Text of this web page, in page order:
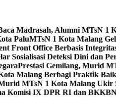
Madrasah, Alumni MTsN 1
PaluMTsN 1 Kota Malang
Front Office Berbasis
Sosialisasi Deteksi Dini dan
Prestasi Gemilang, Murid
Malang Berbagi Praktik
MTsN 1 Kota Malang
Komisi IX DPR RI dan